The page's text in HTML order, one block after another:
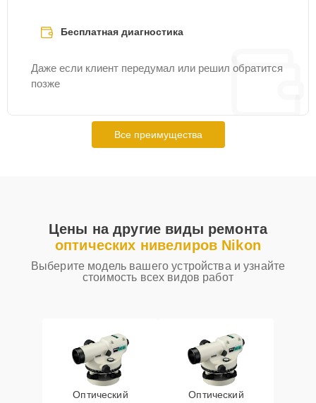
Бесплатная диагностика
Даже если клиент передумал или решил обратится
позже
Все преимущества
Цены на другие виды ремонта
оптических нивелиров Nikon
Выберите модель вашего устройства и узнайте
стоимость всех видов работ
Оптический
Оптический